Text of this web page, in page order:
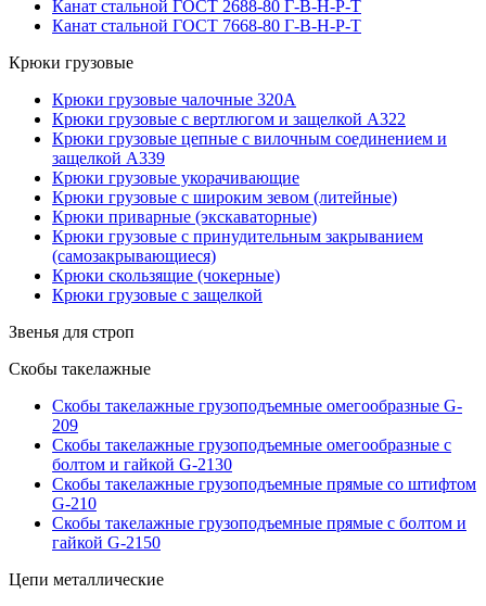
Канат стальной ГОСТ 2688-80 Г-В-Н-Р-Т
Канат стальной ГОСТ 7668-80 Г-В-Н-Р-Т
Крюки грузовые
Крюки грузовые чалочные 320А
Крюки грузовые с вертлюгом и защелкой А322
Крюки грузовые цепные с вилочным соединением и
защелкой А339
Крюки грузовые укорачивающие
Крюки грузовые с широким зевом (литейные)
Крюки приварные (экскаваторные)
Крюки грузовые с принудительным закрыванием
(самозакрывающиеся)
Крюки скользящие (чокерные)
Крюки грузовые с защелкой
Звенья для строп
Скобы такелажные
Скобы такелажные грузоподъемные омегообразные G-
209
Скобы такелажные грузоподъемные омегообразные с
болтом и гайкой G-2130
Скобы такелажные грузоподъемные прямые со штифтом
G-210
Скобы такелажные грузоподъемные прямые с болтом и
гайкой G-2150
Цепи металлические